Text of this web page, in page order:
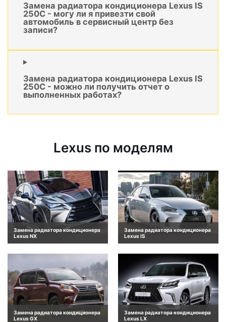
Замена радиатора кондиционера Lexus IS
250C - могу ли я привезти свой
автомобиль в сервисный центр без
записи?
Замена радиатора кондиционера Lexus IS
250C - можно ли получить отчет о
выполненных работах?
Lexus по моделям
Замена радиатора кондиционера
Lexus NX
Замена радиатора кондиционера
Lexus IS
Замена радиатора кондиционера
Lexus GX
Замена радиатора кондиционера
Lexus LX